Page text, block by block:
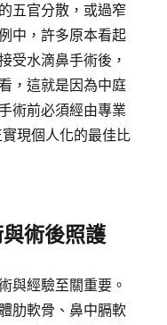
五官分散，或過窄
中，許多原本看起
受水滴鼻手術後，
，這就是因為中庭
術前必須經由專業
現個人化的最佳比
術後照護
與經驗至關重要。
肋軟骨、鼻中膈軟